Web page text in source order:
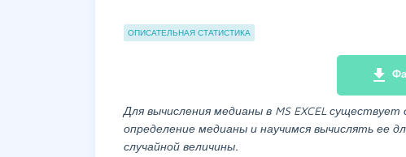
Группы статей
ОПИСАТЕЛЬНАЯ СТАТИСТИКА
file_download
Для вычисления медианы в MS EXCEL существует
определение медианы и научимся вычислять ее
случайной величины.